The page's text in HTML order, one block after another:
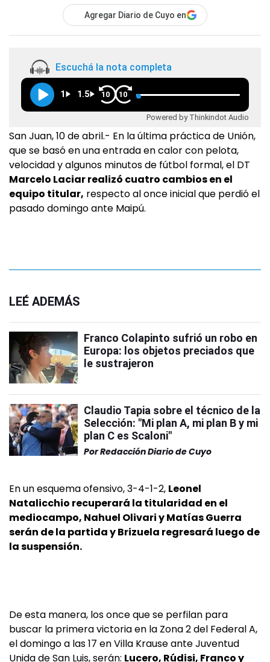
Agregar Diario de Cuyo en
Escuchá la nota completa
1 1.5 10 10
Powered by Thinkindot Audio
San Juan, 10 de abril.- En la última práctica de Unión,
que se basó en una entrada en calor con pelota,
velocidad y algunos minutos de fútbol formal, el DT
Marcelo Laciar realizó cuatro cambios en el
equipo titular, respecto al once inicial que perdió el
pasado domingo ante Maipú.
LEÉ ADEMÁS
Franco Colapinto sufrió un robo en
Europa: los objetos preciados que
le sustrajeron
Claudio Tapia sobre el técnico de la
Selección: "Mi plan A, mi plan B y mi
plan C es Scaloni"
PorRedacción Diario de Cuyo
En un esquema ofensivo, 3-4-1-2, Leonel
Natalicchio recuperará la titularidad en el
mediocampo, Nahuel Olivari y Matías Guerra
serán de la partida y Brizuela regresará luego de
la suspensión.
De esta manera, los once que se perfilan para
buscar la primera victoria en la Zona 2 del Federal A,
el domingo a las 17 en Villa Krause ante Juventud
Unida de San Luis, serán: Lucero, Rúdisi, Franco y